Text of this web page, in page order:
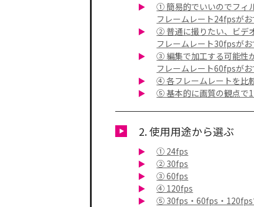
① 簡易的でいいのでフィ
フレームレート24fpsがお
② 普通に撮りたい、ビデ
フレームレート30fpsがお
③ 編集で加工する可能性
フレームレート60fpsがお
④ 各フレームレートを比
⑤ 基本的に画質の観点で
2. 使用用途から選ぶ
① 24fps
② 30fps
③ 60fps
④ 120fps
⑤ 30fps・60fps・120fps